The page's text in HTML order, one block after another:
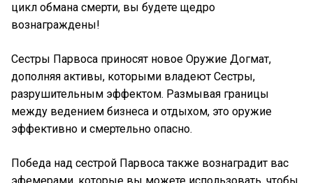
цикл обмана смерти, вы будете щедро
вознаграждены!
Сестры Парвоса приносят новое Оружие Догмат,
дополняя активы, которыми владеют Сестры,
разрушительным эффектом. Размывая границы
между ведением бизнеса и отдыхом, это оружие
эффективно и смертельно опасно.
Победа над сестрой Парвоса также вознаградит вас